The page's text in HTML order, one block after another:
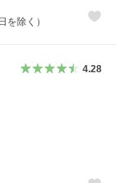
を除く）
4.28